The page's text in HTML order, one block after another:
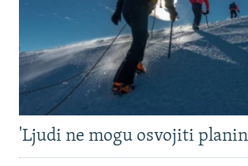
'Ljudi ne mogu osvojiti